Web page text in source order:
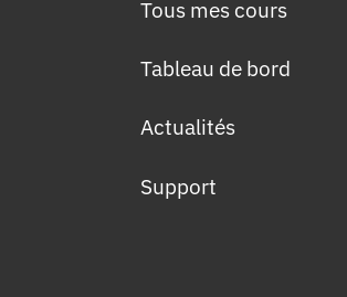
Tous mes cours
Tableau de bord
Actualités
Support